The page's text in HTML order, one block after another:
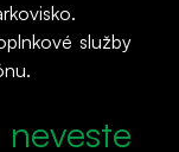
služby